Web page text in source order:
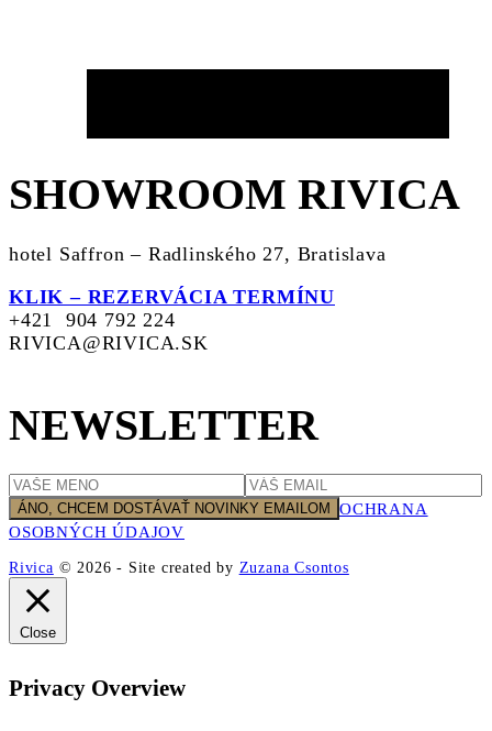
SHOWROOM RIVICA
hotel Saffron – Radlinského 27, Bratislava
KLIK – REZERVÁCIA TERMÍNU
+421 904 792 224
RIVICA@RIVICA.SK
NEWSLETTER
OCHRANA
OSOBNÝCH ÚDAJOV
Rivica © 2026- Site created by Zuzana Csontos
Close
Privacy Overview